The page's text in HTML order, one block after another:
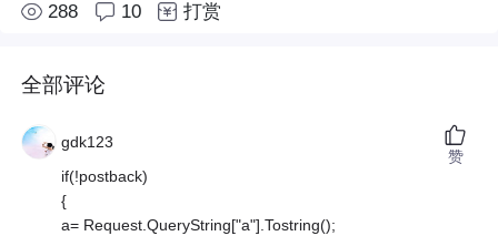
288 10 打赏
全部评论
gdk123
if(!postback)
{
a= Request.QueryString["a"].Tostring();
赞